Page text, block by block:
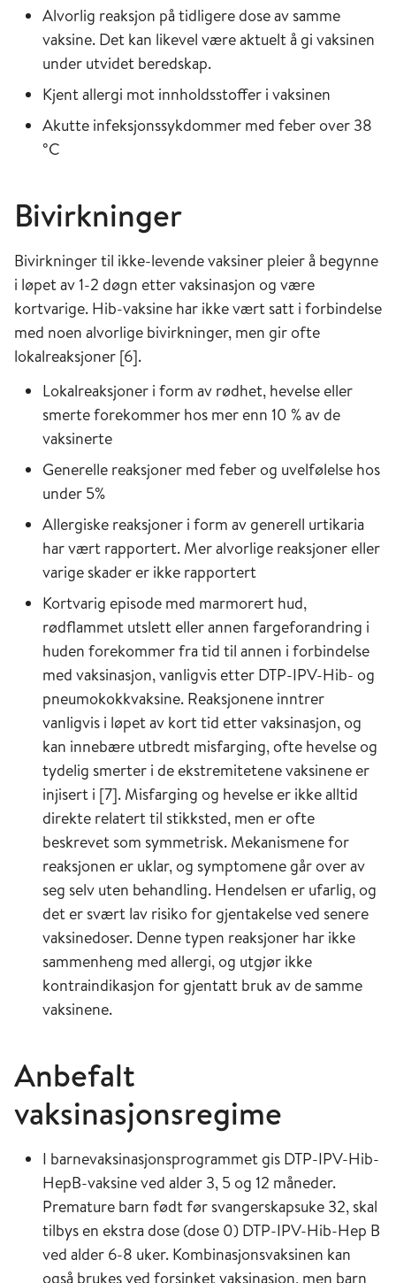
Alvorlig reaksjon på tidligere dose av samme
vaksine. Det kan likevel være aktuelt å gi vaksinen
under utvidet beredskap.
Kjent allergi mot innholdsstoffer i vaksinen
Akutte infeksjonssykdommer med feber over 38
°C
Bivirkninger
Bivirkninger til ikke-levende vaksiner pleier å begynne
i løpet av 1-2 døgn etter vaksinasjon og være
kortvarige. Hib-vaksine har ikke vært satt i forbindelse
med noen alvorlige bivirkninger, men gir ofte
lokalreaksjoner [6].
Lokalreaksjoner i form av rødhet, hevelse eller
smerte forekommer hos mer enn 10 % av de
vaksinerte
Generelle reaksjoner med feber og uvel­følelse hos
under 5%
Allergiske reaksjo­ner i form av generell urtikaria
har vært rapportert. Mer alvor­lige reaksjoner eller
varige skader er ikke rapportert
Kortvarig episode med marmorert hud,
rødflammet utslett eller annen fargeforandring i
huden forekommer fra tid til annen i forbindelse
med vaksinasjon, vanligvis etter DTP-IPV-Hib- og
pneumokokkvaksine. Reaksjonene inntrer
vanligvis i løpet av kort tid etter vaksinasjon, og
kan innebære utbredt misfarging, ofte hevelse og
tydelig smerter i de ekstremitetene vaksinene er
injisert i [7]. Misfarging og hevelse er ikke alltid
direkte relatert til stikksted, men er ofte
beskrevet som symmetrisk. Mekanismene for
reaksjonen er uklar, og symptomene går over av
seg selv uten behandling. Hendelsen er ufarlig, og
det er svært lav risiko for gjentakelse ved senere
vaksinedoser. Denne typen reaksjoner har ikke
sammenheng med allergi, og utgjør ikke
kontraindikasjon for gjentatt bruk av de samme
vaksinene.
Anbefalt
vaksinasjonsregime
I barnevaksinasjonsprogrammet gis DTP-IPV-Hib-
HepB-vaksine ved alder 3, 5 og 12 måneder.
Premature barn født før svangerskapsuke 32, skal
tilbys en ekstra dose (dose 0) DTP-IPV-Hib-Hep B
ved alder 6-8 uker. Kombinasjonsvaksinen kan
også brukes ved forsinket vaksinasjon, men barn